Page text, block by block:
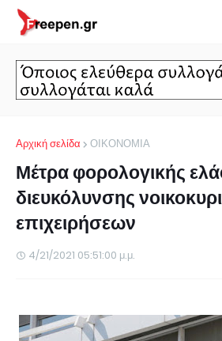
Αρχική σελίδα ΟΙΚΟΝΟΜΙΑ
Μέτρα φορολογικής
διευκόλυνσης
επιχειρήσεων
4/21/2021 05:51:00 μ.μ.